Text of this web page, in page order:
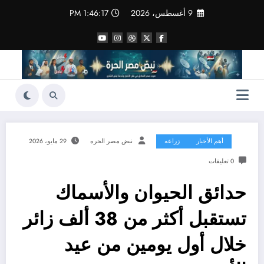
9 أغسطس، 2026 1:46:18 PM
أهم الأخبار زراعه نبض مصر الحره 29 مايو، 2026
0 تعليقات
حدائق الحيوان والأسماك
تستقبل أكثر من 38 ألف زائر
خلال أول يومين من عيد